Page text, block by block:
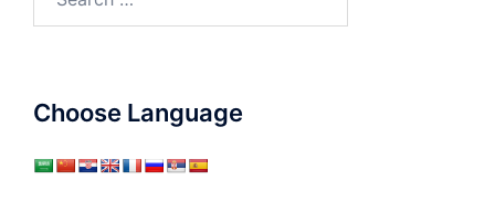
for:
Choose Language